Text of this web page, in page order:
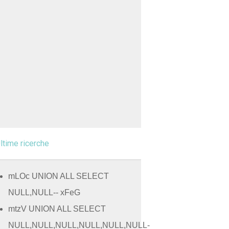
ricerche
mLOc UNION ALL SELECT
NULL,NULL-- xFeG
mtzV UNION ALL SELECT
NULL,NULL,NULL,NULL,NULL,NULL-